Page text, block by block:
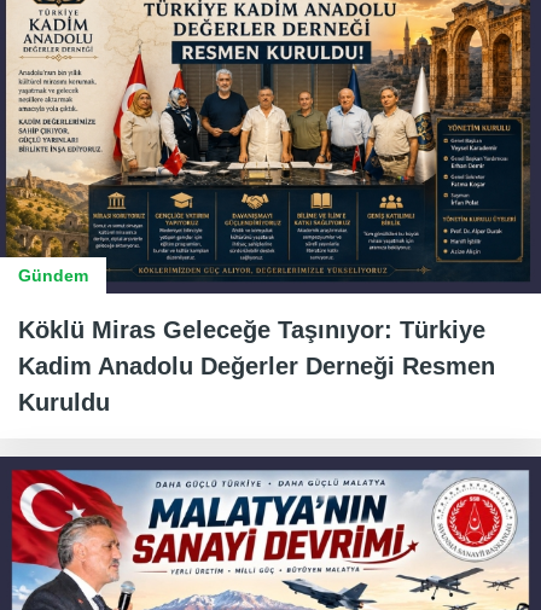
Gündem
Köklü Miras Geleceğe Taşınıyor: Türkiye
Kadim Anadolu Değerler Derneği Resmen
Kuruldu